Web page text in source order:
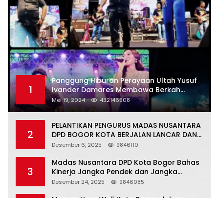
1
Panggung Hiburan Perayaan Ultah Yusuf
Ivander Damares Membawa Berkah
Warga Kejapanan
Mei 19, 2024 432146508
2
PELANTIKAN PENGURUS MADAS NUSANTARA
DPD BOGOR KOTA BERJALAN LANCAR DAN
KHIDMAT
Desember 6, 2025 9846110
3
Madas Nusantara DPD Kota Bogor Bahas
Kinerja Jangka Pendek dan Jangka
Panjang
Desember 24, 2025 9846085